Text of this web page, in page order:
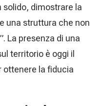
solido, dimostrare la
una struttura che non
La presenza di una
territorio è oggi il
ottenere la fiducia